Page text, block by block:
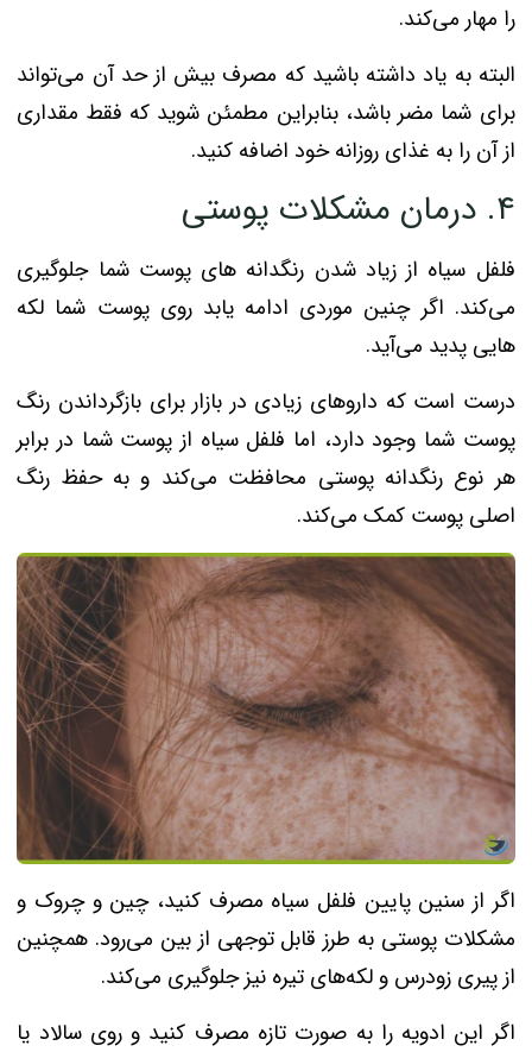
را مهار می‌کند.
البته به یاد داشته باشید که مصرف بیش از حد آن می‌تواند
برای شما مضر باشد، بنابراین مطمئن شوید که فقط مقداری
از آن را به غذای روزانه خود اضافه کنید.
۴. درمان مشکلات پوستی
فلفل سیاه از زیاد شدن رنگدانه های پوست شما جلوگیری
می‌کند. اگر چنین موردی ادامه یابد روی پوست شما لکه
هایی پدید می‌آید.
درست است که داروهای زیادی در بازار برای بازگرداندن رنگ
پوست شما وجود دارد، اما فلفل سیاه از پوست شما در برابر
هر نوع رنگدانه پوستی محافظت می‌کند و به حفظ رنگ
اصلی پوست کمک می‌کند.
اگر از سنین پایین فلفل سیاه مصرف کنید، چین و چروک و
مشکلات پوستی به طرز قابل توجهی از بین می‌رود. همچنین
از پیری زودرس و لکه‌های تیره نیز جلوگیری می‌کند.
اگر این ادویه را به صورت تازه مصرف کنید و روی سالاد یا